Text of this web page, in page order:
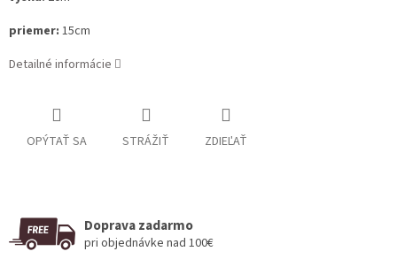
priemer: 15cm
Detailné informácie
OPÝTAŤ SA STRÁŽIŤ ZDIEĽAŤ
Doprava zadarmo
pri objednávke nad 100€